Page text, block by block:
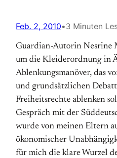
Feb. 2, 2010•3 Minuten
Guardian-Autorin Nesrine
um die Kleiderordnung in
Ablenkungsmanöver, das
und grundsätzlichen
Freiheitsrechte ablenken
Gespräch mit der
wurde von meinen Eltern
ökonomischer
für mich die klare Wurzel